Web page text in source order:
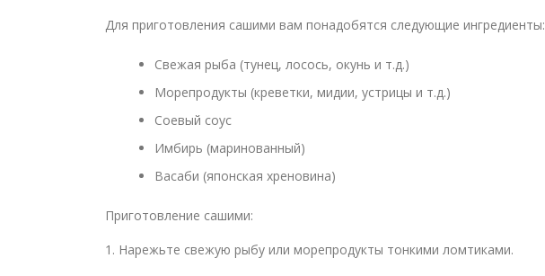
Для приготовления сашими вам понадобятся следующие ингредиенты:
Свежая рыба (тунец, лосось, окунь и т.д.)
Морепродукты (креветки, мидии, устрицы и т.д.)
Соевый соус
Имбирь (маринованный)
Васаби (японская хреновина)
Приготовление сашими:
1. Нарежьте свежую рыбу или морепродукты тонкими ломтиками.